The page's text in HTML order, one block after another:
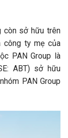
còn sở hữu trên
công ty mẹ của
PAN Group là
ABT) sở hữu
PAN Group